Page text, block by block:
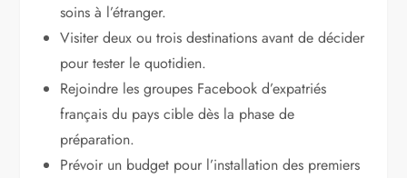
soins à l’étranger.
Visiter deux ou trois destinations avant de décider
pour tester le quotidien.
Rejoindre les groupes Facebook d’expatriés
français du pays cible dès la phase de
préparation.
Prévoir un budget pour l’installation des premiers